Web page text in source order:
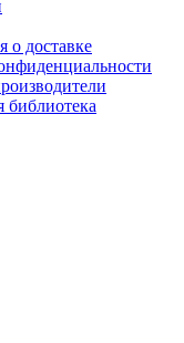
о доставке
библиотека